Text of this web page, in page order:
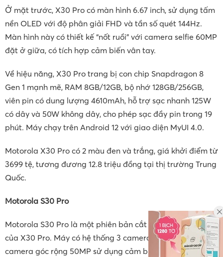
Ở mặt trước, X30 Pro có màn hình 6.67 inch, sử dụng tấm
nền OLED với độ phân giải FHD và tần số quét 144Hz.
Màn hình này có thiết kế “nốt ruồi” với camera selfie 60MP
đặt ở giữa, có tích hợp cảm biến vân tay.
Về hiệu năng, X30 Pro trang bị con chip Snapdragon 8
Gen 1 mạnh mẽ, RAM 8GB/12GB, bộ nhớ 128GB/256GB,
viên pin có dung lượng 4610mAh, hỗ trợ sạc nhanh 125W
có dây và 50W không dây, cho phép sạc đầy pin trong 19
phút. Máy chạy trên Android 12 với giao diện MyUI 4.0.
Motorola X30 Pro có 2 màu đen và trắng, giá khởi điểm từ
3699 tệ, tương đương 12.8 triệu đồng tại thị trường Trung
Quốc.
Motorola S30 Pro
Motorola S30 Pro là một phiên bản cắt giảm phần cứng
của X30 Pro. Máy có hệ thống 3 camera ở mặt lưng gồm
camera góc rộng 50MP sử dụng cảm biến của